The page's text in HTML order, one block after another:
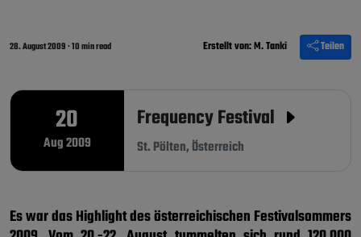
28. August 2009·10 min read Erstellt von:M. Tanki Teilen
20
Aug 2009
Frequency Festival
St. Pölten, Österreich
Es war das Highlight des österreichischen Festivalsommers